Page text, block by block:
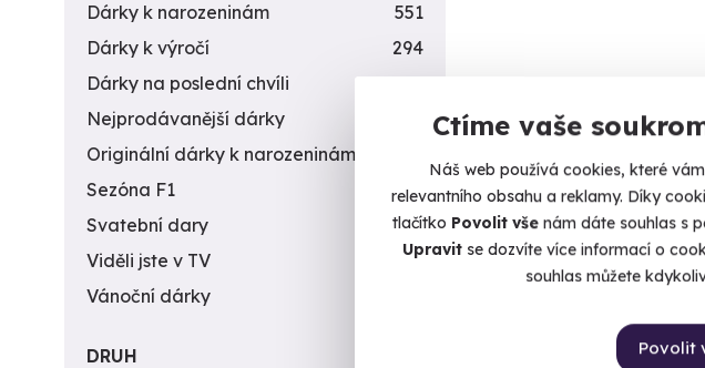
Ctíme vaše
Náš web používá cookies, které
relevantního obsahu a reklamy. Díky
tlačítko Povolit vše nám dáte souhlas s
Upravitse dozvíte více informací o
souhlas můžete
Povolit
Dárky k narozeninám
551
Dárky k výročí
294
Dárky na poslední chvíli
450
Nejprodávanější dárky
Originální dárky k narozeninám
Sezóna F1
4
Svatební dary
196
Viděli jste v TV
31
Vánoční dárky
DRUH